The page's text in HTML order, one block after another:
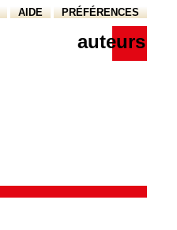
AIDE PRÉFÉRENCES
auteurs